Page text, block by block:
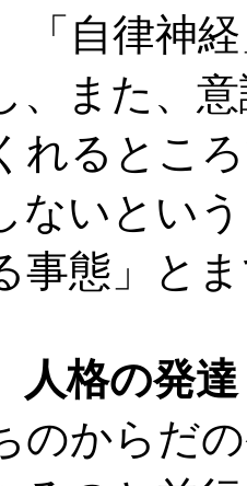
「自律神
、また、
れるとこ
ないとい
事態」と
人格の発
からだ